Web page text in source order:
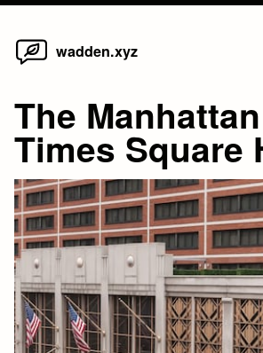
Skip
wadden.xyz
The
Times Square